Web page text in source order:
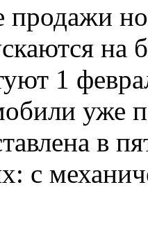
на
1
уже
в
с